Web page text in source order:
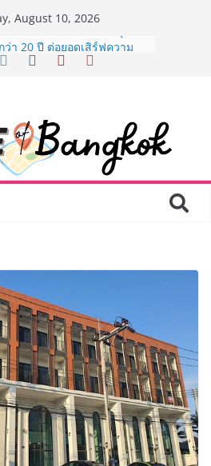
August 10, 2026
SEE FAH พันธมิตรทางธุรกิจ
ว่า 20 ปี ต่อยอดเสิร์ฟความ
CONNECT 2026” ยก
ภัณฑ์ท้องถิ่นสู่ตลาดเชิง
างยั่งยืน
จัดศึกคนดังสายเกม ไทย
ปินส์ ใน “Rise of the Tenth
กเรียนเพียงเพื่อก้าวเข้าสู่
ยเท่านั้น แต่ยังเตรียมพวก
มเป็นผู้กำหนดอนาคต”
น” รวมพลังนักธุรกิจทั่ว
ดประชุมใหญ่แห่งปี พบ CEO
ฒน์” ถ่ายทอดวิสัยทัศน์ธุรกิจ
นเสิร์ต “โชค รถแห่” ยกวง